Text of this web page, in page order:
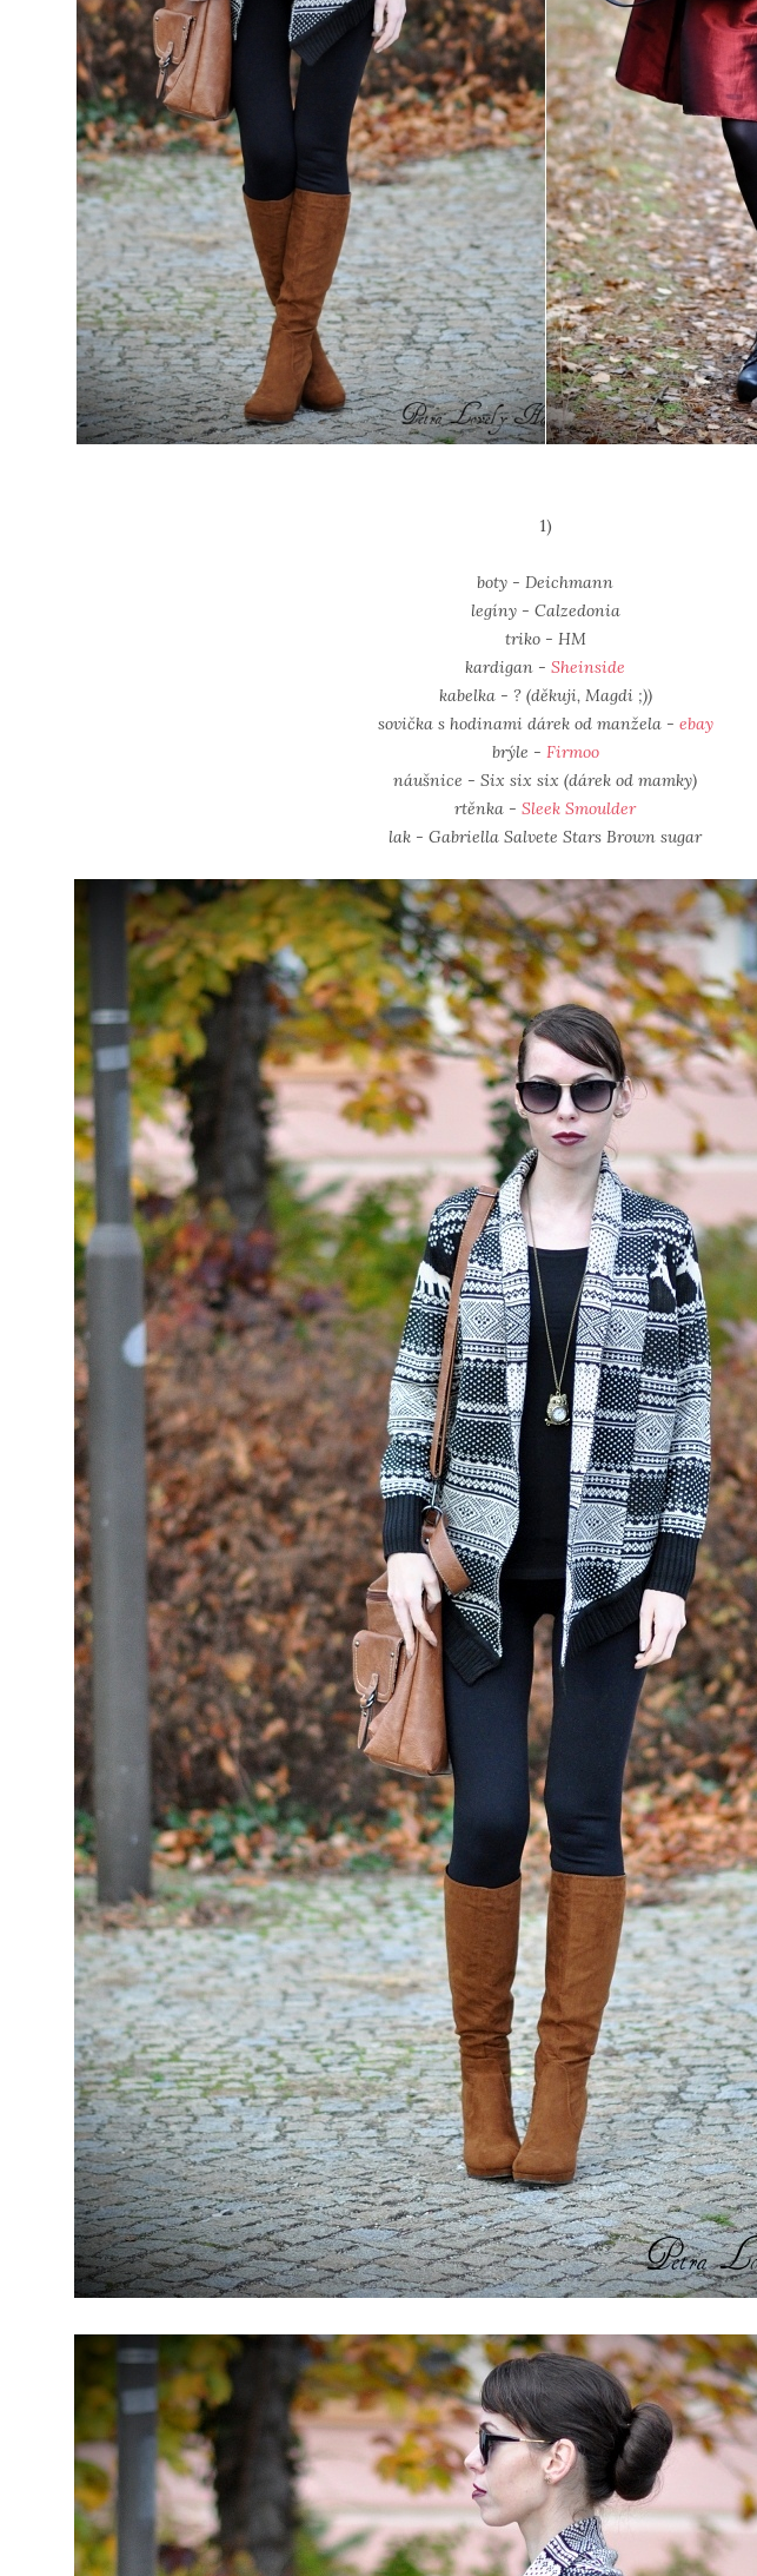
1)
boty - Deichmann
legíny - Calzedonia
triko - HM
kardigan -Sheinside
kabelka - ? (děkuji, Magdi ;))
sovička s hodinami dárek od manžela - ebay
brýle - Firmoo
náušnice - Six six six (dárek od mamky)
rtěnka -Sleek Smoulder
lak - Gabriella Salvete Stars Brown sugar